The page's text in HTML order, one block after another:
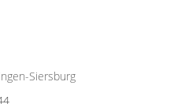
Siersburg